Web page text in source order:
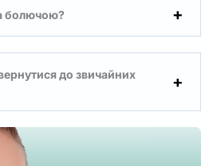
болючою?
до звичайних